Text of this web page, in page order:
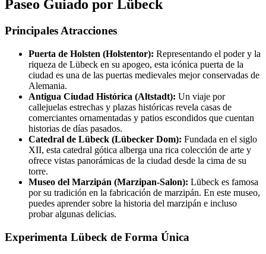
Paseo Guiado por Lübeck
Principales Atracciones
Puerta de Holsten (Holstentor): Representando el poder y la
riqueza de Lübeck en su apogeo, esta icónica puerta de la
ciudad es una de las puertas medievales mejor conservadas de
Alemania.
Antigua Ciudad Histórica (Altstadt): Un viaje por
callejuelas estrechas y plazas históricas revela casas de
comerciantes ornamentadas y patios escondidos que cuentan
historias de días pasados.
Catedral de Lübeck (Lübecker Dom): Fundada en el siglo
XII, esta catedral gótica alberga una rica colección de arte y
ofrece vistas panorámicas de la ciudad desde la cima de su
torre.
Museo del Marzipán (Marzipan-Salon): Lübeck es famosa
por su tradición en la fabricación de marzipán. En este museo,
puedes aprender sobre la historia del marzipán e incluso
probar algunas delicias.
Experimenta Lübeck de Forma Única